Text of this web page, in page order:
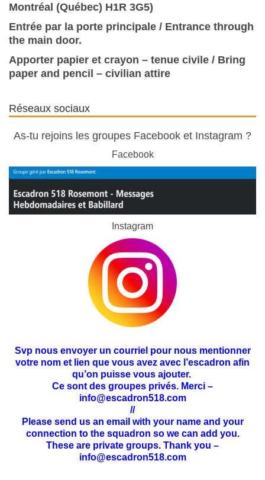
Montréal (Québec) H1R 3G5)
Entrée par la porte principale / Entrance through
the main door.
Apporter papier et crayon – tenue civile / Bring
paper and pencil – civilian attire
Réseaux sociaux
As-tu rejoins les groupes Facebook et Instagram ?
Facebook
Instagram
Svp nous envoyer un courriel pour nous mentionner
votre nom et lien que vous avez avec l’escadron afin
qu’on puisse vous ajouter.
Ce sont des groupes privés. Merci –
info@escadron518.com
//
Please send us an email with your name and your
connection to the squadron so we can add you.
These are private groups. Thank you –
info@escadron518.com